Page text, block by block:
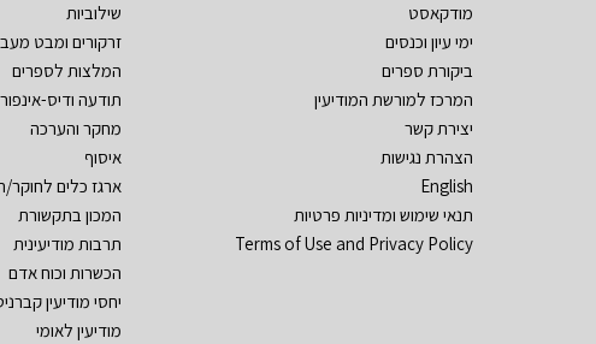
מודקאסט
ימי עיון וכנסים
ביקורת ספרים
המרכז למורשת המודיעין
יצירת קשר
הצהרת נגישות
English
תנאי שימוש ומדיניות פרטיות
Terms of Use and Privacy Policy
שילוביות
זרקורים ומבט
המלצות לספרים
תודעה ודיס-
מחקר והערכה
איסוף
ארגז כלים
המכון בתקשורת
תרבות מודיעינית
הכשרות וכוח אדם
יחסי מודיעין
מודיעין לאומי